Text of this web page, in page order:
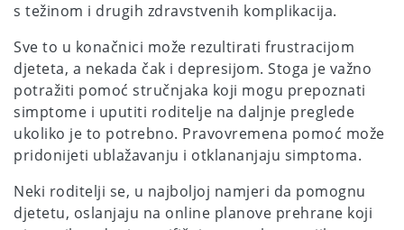
s težinom i drugih zdravstvenih komplikacija.
Sve to u konačnici može rezultirati frustracijom
djeteta, a nekada čak i depresijom. Stoga je važno
potražiti pomoć stručnjaka koji mogu prepoznati
simptome i uputiti roditelje na daljnje preglede
ukoliko je to potrebno. Pravovremena pomoć može
pridonijeti ublažavanju i otklananjaju simptoma.
Neki roditelji se, u najboljoj namjeri da pomognu
djetetu, oslanjaju na online planove prehrane koji